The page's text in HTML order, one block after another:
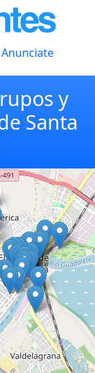
Anunciate
y
Santa